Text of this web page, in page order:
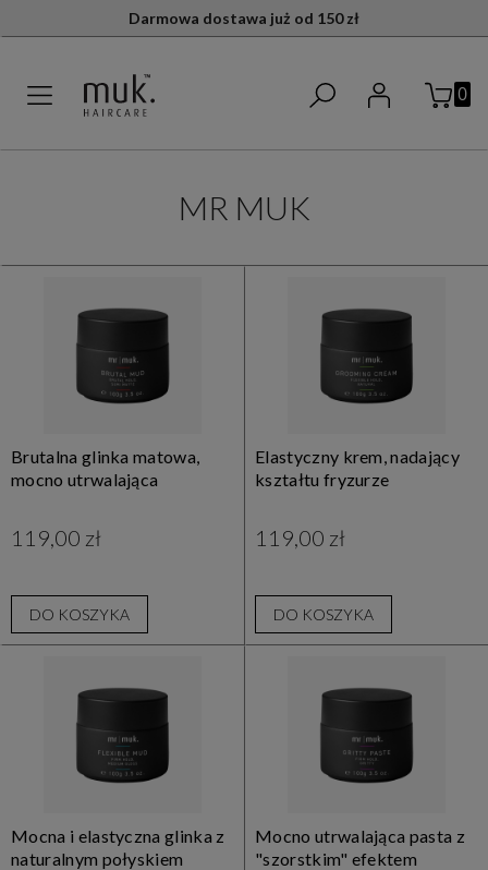
Darmowa dostawa już od 150 zł
MR MUK
Brutalna glinka matowa,
mocno utrwalająca
119,00 zł
DO KOSZYKA
Elastyczny krem, nadający
kształtu fryzurze
119,00 zł
DO KOSZYKA
Mocna i elastyczna glinka z
naturalnym połyskiem
Mocno utrwalająca pasta z
"szorstkim" efektem